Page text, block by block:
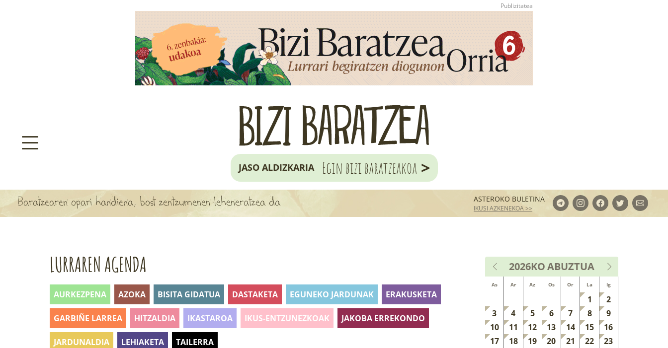
ARBOLA APARTEN MAPA
JASO ALDIZKARIA Egin bizi baratzeakoa >
Baratzearen opari handiena, bost zentzumenen leheneratzea da ASTEROKO BULETINA
IKUSI AZKENEKOA >>
LURRAREN AGENDA
AURKEZPENA AZOKA BISITA GIDATUA DASTAKETA EGUNEKO JARDUNAK ERAKUSKETA
GARBIÑE LARREA HITZALDIA IKASTAROA IKUS-ENTZUNEZKOAK JAKOBA ERREKONDO
JARDUNALDIA LEHIAKETA TAILERRA
2026KOABUZTUA
As Ar Az Os Or La Ig
1
2
3
4 5 6 7 8
9
10
11 12 13 14 15
16
17
18 19 20 21 22
23